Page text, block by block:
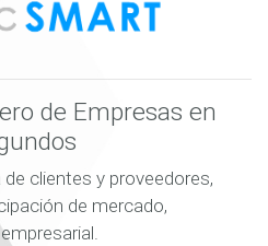
de Empresas en
clientes y proveedores,
de mercado,